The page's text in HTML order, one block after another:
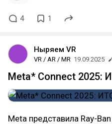
4 1
Ныряем VR
VR / AR / MR 19.09.2025
Meta* Connect 2025:
Meta представила Ray-